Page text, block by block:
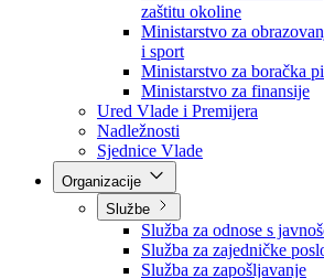
Ministarstvo za socijalnu
raseljena lica i izbjeglice
Ministarstvo za
zaštitu okoline
Ministarstvo za
i sport
Ministarstvo za boračka
Ministarstvo za finansije
Ured Vlade i Premijera
Nadležnosti
Sjednice Vlade
Službe